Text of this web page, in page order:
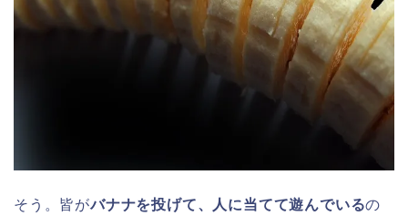
そう。皆がバナナを投げて、人に当てて遊んでいるの